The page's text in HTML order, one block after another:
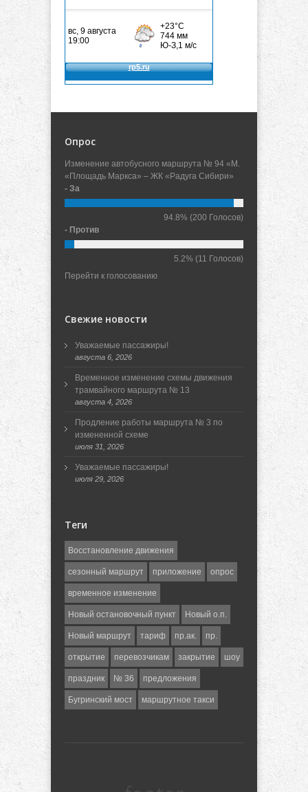
Опрос
Изменение автобусного маршрута № 94 «М.
«Площадь Маркса» – ЖК «Радуга Сибири»
- За
94.8% (200 Голосов)
- Против
5.2% (11 Голосов)
Перейти к голосованию
Свежие новости
Уважаемые пассажиры!
августа 6, 2026
Временное изменение схемы движения
трамвайного маршрута № 13
августа 4, 2026
Продление работы маршрута № 3 по
измененной схеме
июля 31, 2026
Уважаемые пассажиры!
июля 29, 2026
Теги
Восстановление движения
сезонный маршрут приложение опрос
временное изменение
Новый остановочный пункт Новый о.п.
Новый маршрут тариф пр.ак. пр.
открытие перевозчикам закрытие шоу
праздник № 36 предложения
Бугринский мост маршрутное такси